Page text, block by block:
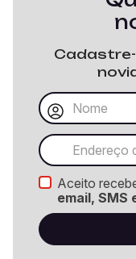
Aceito
email, SMS